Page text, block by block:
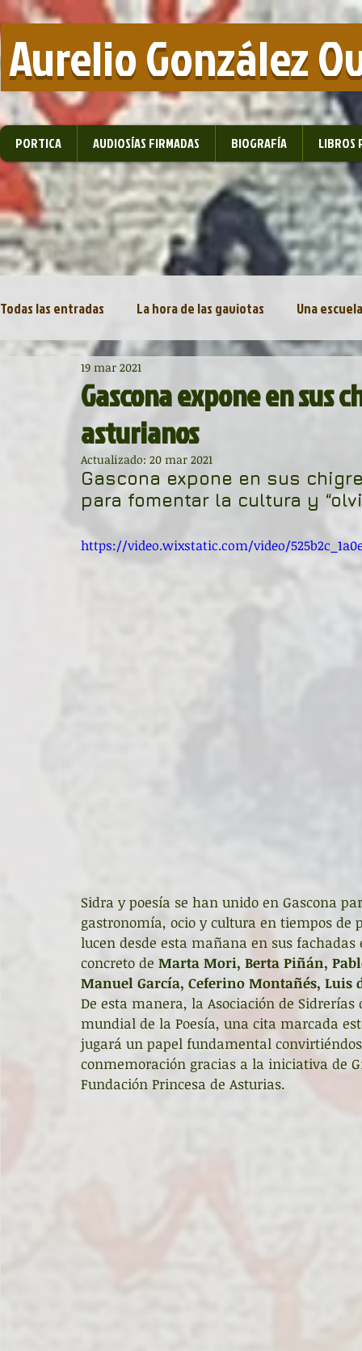
Aurelio González
PORTICA AUDIOSÍAS FIRMADAS BIOGRAFÍA LIBROS
Todas las entradas La hora de las gaviotas Una
Diccionario de mitos clásicos
Noche de Cumpleaños La rucha
Asturias Capital Mundial Poesía Fundación Princesa
Corrada de la Poesía
Gascona expone en sus
asturianos
19 mar 2021
Actualizado: 20 mar 2021
Gascona expone en sus
para fomentar la cultura y
https://video.wixstatic.com/video/
Sidra y poesía se han unido en Gascona
gastronomía, ocio y cultura en tiempos de
lucen desde esta mañana en sus
concreto de Marta Mori, Berta Piñán,
Manuel García, Ceferino Montañés, Luis
De esta manera, la Asociación de
mundial de la Poesía, una cita marcada
jugará un papel fundamental
conmemoración gracias a la iniciativa de
Fundación Princesa de Asturias.